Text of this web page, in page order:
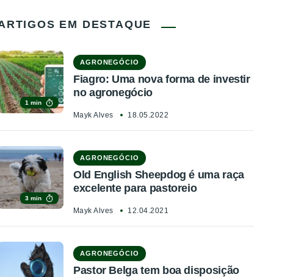
EM DESTAQUE
1 min
AGRONEGÓCIO
Fiagro: Uma nova forma de investir
no agronegócio
Mayk Alves 18.05.2022
3 min
AGRONEGÓCIO
Old English Sheepdog é uma raça
excelente para pastoreio
Mayk Alves 12.04.2021
AGRONEGÓCIO
Pastor Belga tem boa disposição